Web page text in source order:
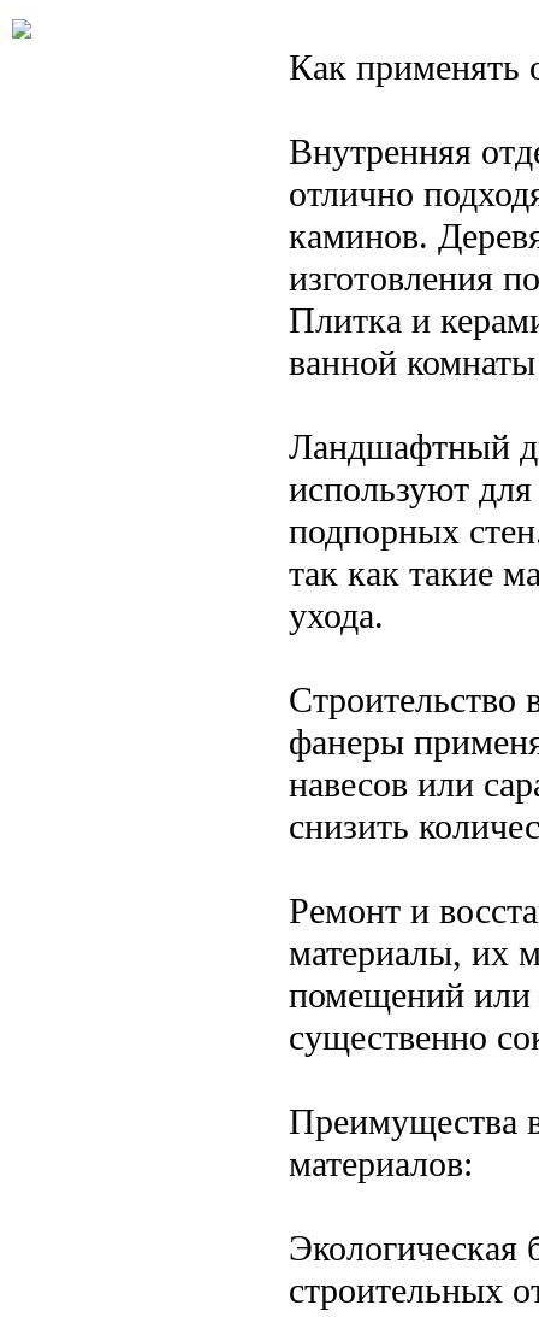
Как применять
Внутренняя
отлично
каминов.
изготовления
Плитка и
ванной
Ландшафтный
используют
подпорных
так как такие
ухода.
Строительство
фанеры
навесов или
снизить
Ремонт и
материалы, их
помещений или
существенно
Преимущества
материалов:
Экологическая
строительных